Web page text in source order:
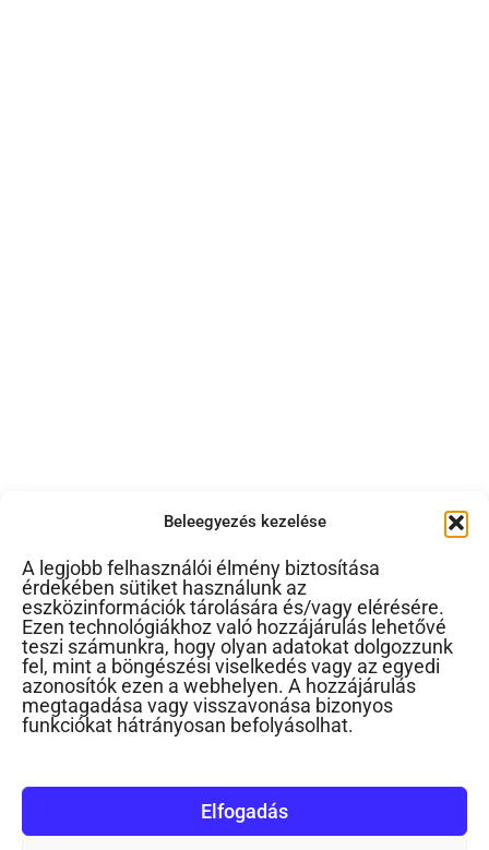
Beleegyezés kezelése
A legjobb felhasználói élmény biztosítása
érdekében sütiket használunk az
eszközinformációk tárolására és/vagy elérésére.
Ezen technológiákhoz való hozzájárulás lehetővé
teszi számunkra, hogy olyan adatokat dolgozzunk
fel, mint a böngészési viselkedés vagy az egyedi
azonosítók ezen a webhelyen. A hozzájárulás
megtagadása vagy visszavonása bizonyos
funkciókat hátrányosan befolyásolhat.
Elfogadás